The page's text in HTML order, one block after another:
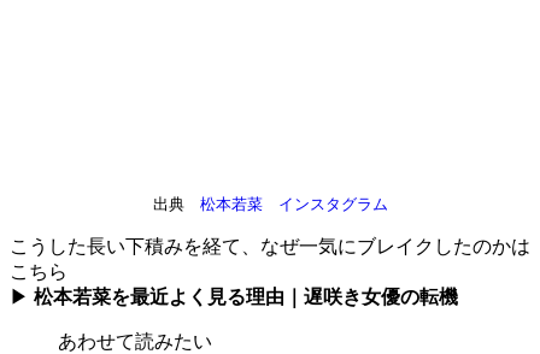
出典 松本若菜 インスタグラム
こうした長い下積みを経て、なぜ一気にブレイクしたのかは
こちら
▶ 松本若菜を最近よく見る理由｜遅咲き女優の転機
あわせて読みたい